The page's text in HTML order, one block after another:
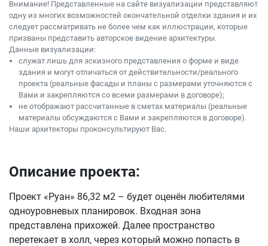
Внимание! Представленные на сайте визуализации представляют
одну из многих возможностей окончательной отделки здания и их
следует рассматривать не более чем как иллюстрации, которые
призваны представить авторское видение архитектуры.
Данные визуализации:
служат лишь для эскизного представления о форме и виде
здания и могут отличаться от действительности/реального
проекта (реальные фасады и планы с размерами уточняются с
Вами и закрепляются со всеми размерами в договоре);
не отображают рассчитанные в сметах материалы (реальные
материалы обсуждаются с Вами и закрепляются в договоре).
Наши архитекторы проконсультируют Вас.
Описание проекта:
Проект «Руан» 86,32 м2 – будет оценён любителями
одноуровневых планировок. Входная зона
представлена прихожей. Далее пространство
перетекает в холл, через который можно попасть в